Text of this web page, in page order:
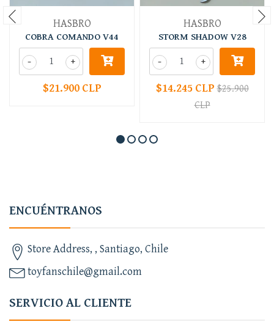
HASBRO
COBRA COMANDO V44
+
-
$21.900 CLP
HASBRO
STORM SHADOW V28
+
-
$14.245 CLP$25.900
CLP
ENCUÉNTRANOS
Store Address, , Santiago, Chile
toyfanschile@gmail.com
SERVICIO AL CLIENTE